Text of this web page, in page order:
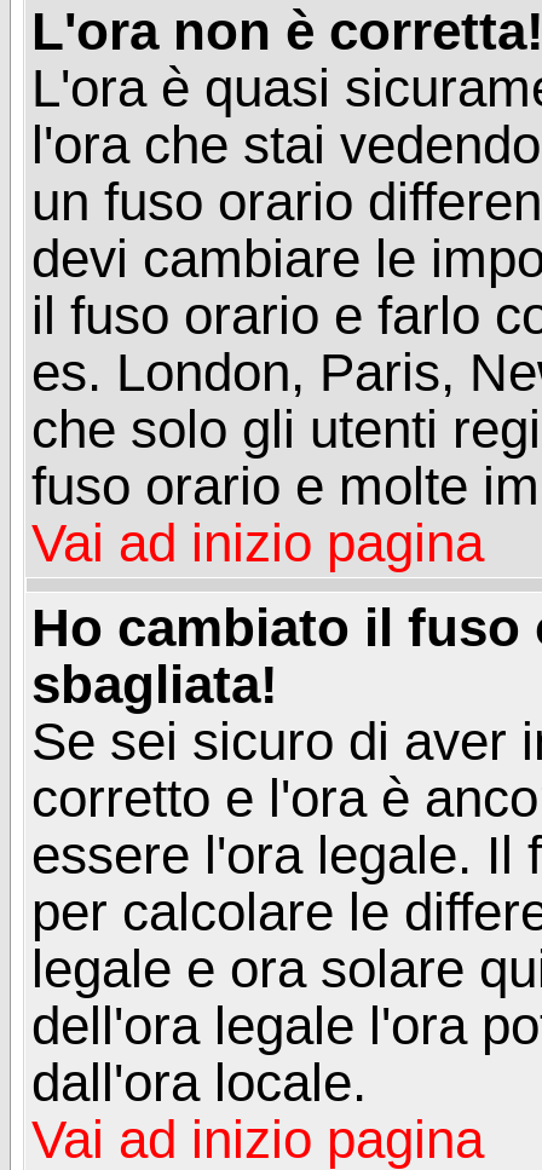
L'ora non è
L'ora è quasi
l'ora che stai
un fuso orario
devi cambiare le
il fuso orario e farlo
es. London, Paris,
che solo gli utenti
fuso orario e molte
Vai ad inizio pagina
Ho cambiato il fuso
sbagliata!
Se sei sicuro di aver
corretto e l'ora è
essere l'ora legale. Il
per calcolare le
legale e ora solare
dell'ora legale l'ora
dall'ora locale.
Vai ad inizio pagina